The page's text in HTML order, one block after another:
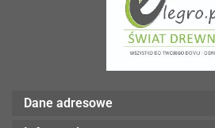
Dane adresowe